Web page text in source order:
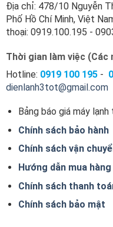
Địa chỉ: 478/10 Nguyễn
Phố Hồ Chí Minh, Việt
thoại: 0919.100.195 -
Thời gian làm việc
Hotline: 0919 100 195 -
dienlanh3tot@gmail.com
Bảng báo giá máy
Chính sách bảo hành
Chính sách vận
Hướng dẫn mua hàng
Chính sách thanh
Chính sách bảo mật